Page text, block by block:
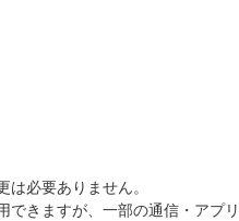
必要ありません。
きますが、一部の通信・アプ